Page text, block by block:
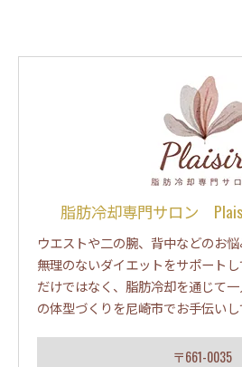
脂肪冷却専門サロン
ウエストや二の腕、背中などのお悩
無理のないダイエットをサポート
だけではなく、脂肪冷却を通じて
の体型づくりを尼崎市でお手伝いし
〒661-0035